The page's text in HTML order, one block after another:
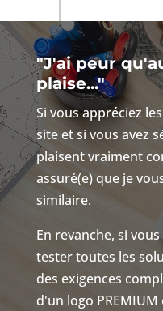
"J'ai peur
plaise..."
Si vous appréciez
site et si vous avez
plaisent vraiment
assuré(e) que je
similaire.
En revanche, si
tester toutes les
des exigences
d'un logo